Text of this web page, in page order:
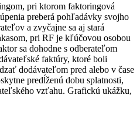
pri ktorom faktoringová
preberá pohľadávky svojho
a zvyčajne sa aj stará
pri RF je kľúčovou osobou
sa dohodne s odberateľom
faktúry, ktoré boli
dodávateľom pred alebo v čase
predĺženú dobu splatnosti,
vzťahu. Grafickú ukážku,